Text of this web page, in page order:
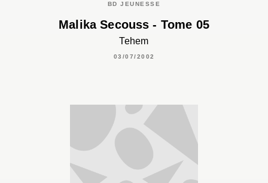
BD JEUNESSE
Malika Secouss - Tome 05
Tehem
03/07/2002